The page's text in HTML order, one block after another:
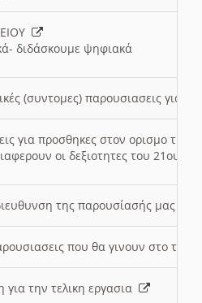
διδάσκουμε ψηφιακά
(συντομες) παρουσιασεις για
για προσθηκες στον ορισμο
οι δεξιοτητες του 21ου
της παρουσίασής μας
που θα γινουν στο
την τελικη εργασια